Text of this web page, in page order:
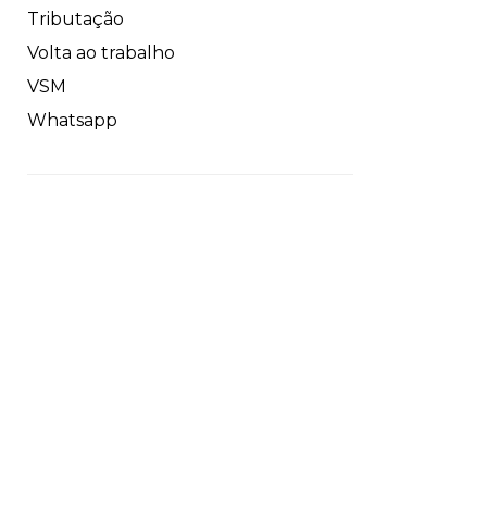
Tributação
Volta ao trabalho
VSM
Whatsapp